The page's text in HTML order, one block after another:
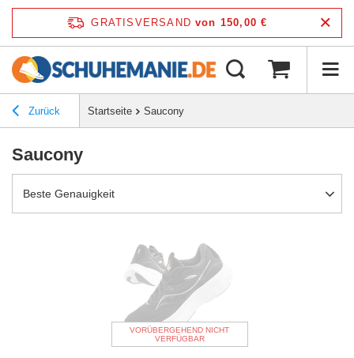
GRATISVERSAND von 150,00 €
Zurück Startseite Saucony
Saucony
Beste Genauigkeit
VORÜBERGEHEND NICHT
VERFÜGBAR